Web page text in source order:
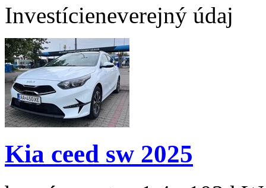
Investícieneverejný údaj
Kia ceed sw 2025